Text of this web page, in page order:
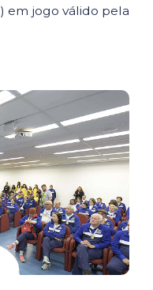
em jogo válido pela